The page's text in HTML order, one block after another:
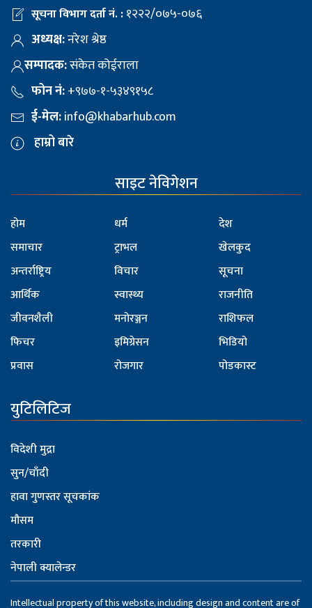
सूचना विभाग दर्ता नं. :१२२२/०७५-०७६
अध्यक्ष:नरेश श्रेष्ठ
सम्पादक:संकेत कोईराला
फोन नं:+९७७-१-५३४९१५८
ई-मेल:info@khabarhub.com
हाम्रो बारे
साइट नेविगेशन
होम
समाचार
अन्तर्राष्ट्रिय
आर्थिक
जीवनशैली
फिचर
प्रवास
धर्म
ट्राभल
विचार
स्वास्थ्य
मनोरञ्जन
इमिग्रेसन
रोजगार
देश
खेलकुद
सूचना
राजनीति
राशिफल
भिडियो
पोडकास्ट
युटिलिटिज
विदेशी मुद्रा
सुन/चाँदी
हावा गुणस्तर सूचकांक
मौसम
तरकारी
नेपाली क्यालेन्डर
Intellectual property of this website, including design and content are of